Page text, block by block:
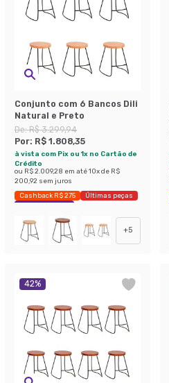
Conjunto com 6 Bancos Dili
Natural e Preto
De:R$ 3.299,94
Por: R$ 1.808,35
à vista com Pix ou 1x no Cartão de
Crédito
ou R$ 2.009,28 em até10x de R$
200,92 sem juros
Cashback R$ 275
Últimas peças
Economize 45%
+5
42%